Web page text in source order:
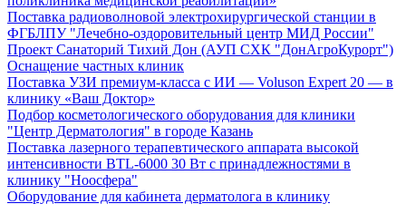
Поставка радиоволновой электрохирургической станции в
ФГБЛПУ "Лечебно-оздоровительный центр МИД России"
Проект Санаторий Тихий Дон (АУП СХК "ДонАгроКурорт")
Оснащение частных клиник
Поставка УЗИ премиум-класса с ИИ — Voluson Expert 20 — в
клинику «Ваш Доктор»
Подбор косметологического оборудования для клиники
"Центр Дерматология" в городе Казань
Поставка лазерного терапевтического аппарата высокой
интенсивности BTL-6000 30 Вт с принадлежностями в
клинику "Ноосфера"
Оборудование для кабинета дерматолога в клинику